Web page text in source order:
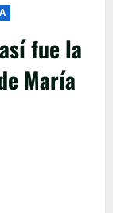
fue la
María